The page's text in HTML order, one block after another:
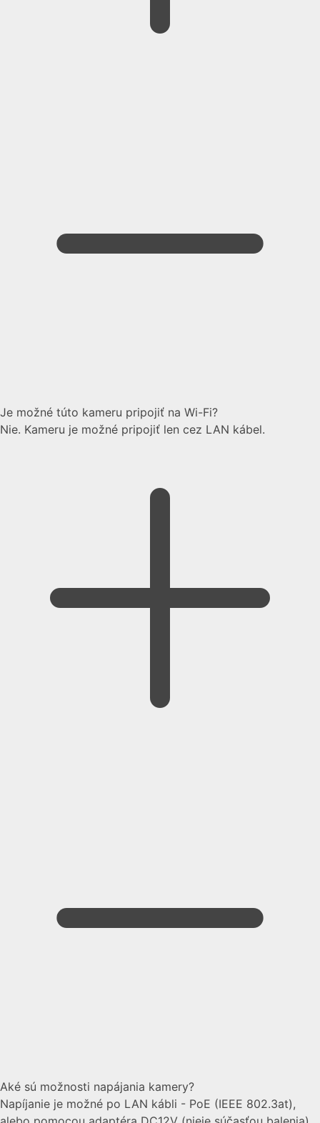
Je možné túto kameru pripojiť na Wi-Fi?
Nie. Kameru je možné pripojiť len cez LAN kábel.
Aké sú možnosti napájania kamery?
Napíjanie je možné po LAN kábli - PoE (IEEE 802.3at),